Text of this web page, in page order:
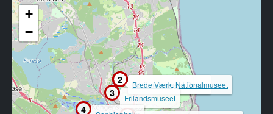
1
2
3
4
Nationalmuseet Brede
Brede Værk, Nationalmuseet
Frilandsmuseet
+
−